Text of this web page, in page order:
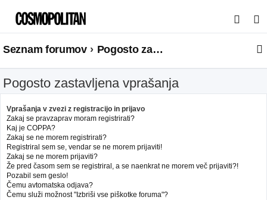
s
a
Seznam forumov Pogosto zastavljena vprašanja
Pogosto zastavljena vprašanja
Vprašanja v zvezi z registracijo in prijavo
Zakaj se pravzaprav moram registrirati?
Kaj je COPPA?
Zakaj se ne morem registrirati?
Registriral sem se, vendar se ne morem prijaviti!
Zakaj se ne morem prijaviti?
Že pred časom sem se registriral, a se naenkrat ne morem več prijaviti?!
Pozabil sem geslo!
Čemu avtomatska odjava?
Čemu služi možnost "Izbriši vse piškotke foruma"?